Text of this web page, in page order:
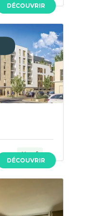
DÉCOUVRIR
DÉCOUVRIR
Neuf